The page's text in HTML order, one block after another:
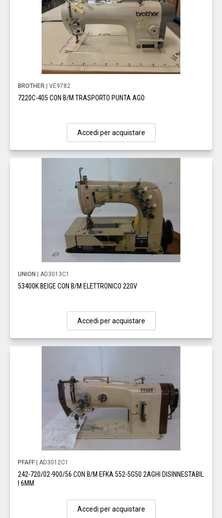
BROTHER | VE9782
7220C-405 CON B/M TRASPORTO PUNTA AGO
Accedi per acquistare
UNION | AD3013C1
53400K BEIGE CON B/M ELETTRONICO 220V
Accedi per acquistare
PFAFF | AD3012C1
242-720/02-900/56 CON B/M EFKA 552-5G50 2AGHI DISINNESTABIL
I 6MM
Accedi per acquistare